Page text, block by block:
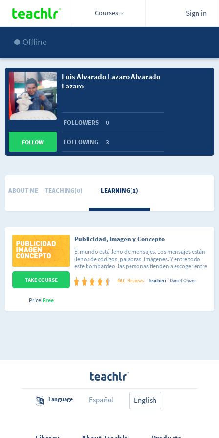
Courses Sign in
Offline
Luis Alvarado Lazaro Alvarado
Lazaro
FOLLOWERS 0
FOLLOWING 3
FOLLOW
ABOUT ME TEACHING(0) LEARNING(1)
Publicidad, Imagen y Concepto
El mundo está lleno de mensajes. Los mensajes están
llenos de códigos, palabras, imágenes. Y entre todo
este bombardeo, las personas tienden a escoger entre
usamos un cepillo Oral-B con pasta de dientes Colgate.
La gente escoge marcas, es cierto. Pero primero, en un
identificación mutua. Lo cierto es que las marcas
nuestros mensajes sean más efectivos. Se plantea un
tiene cada vez más marcas y menos espacio. Al final,
del curso es aprender a encontrar las razones para que
nos escojan.
461 Reviews Teacher: Daniel Chizer
TAKE COURSE
Price:Free
Language Español English